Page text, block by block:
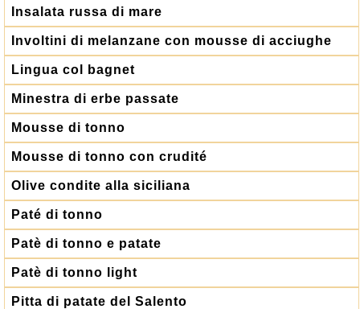
Insalata russa di mare
Involtini di melanzane con mousse di acciughe
Lingua col bagnet
Minestra di erbe passate
Mousse di tonno
Mousse di tonno con crudité
Olive condite alla siciliana
Paté di tonno
Patè di tonno e patate
Patè di tonno light
Pitta di patate del Salento